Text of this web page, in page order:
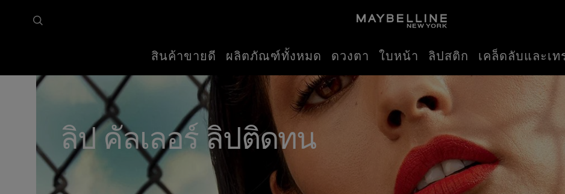
สินค้าขายดี ผลิตภัณฑ์ทั้งหมด ดวงตา ใบหน้า ลิปสติก เคล็ดลับและเท
ลิป คัลเลอร์
ลิป คัลเลอร์ ลิปติดทน